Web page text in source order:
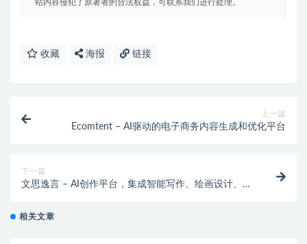
站内容侵犯了原著者的合法权益，可联系我们进行处理。
收藏 海报 链接
上一篇
Ecomtent – AI驱动的电子商务内容生成和优化平台
下一篇
文思逸言 – AI创作平台，集成智能写作、绘画设计、文
相关文章